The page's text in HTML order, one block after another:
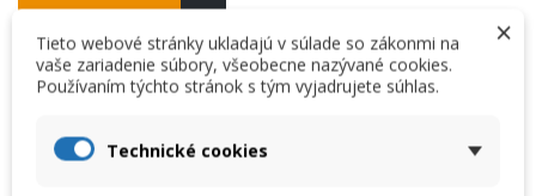
« Predchádzajúci produkt Nasledujúci produkt »
×
Tieto webové stránky ukladajú v súlade so zákonmi na
vaše zariadenie súbory, všeobecne nazývané cookies.
Používaním týchto stránok s tým vyjadrujete súhlas.
Technické cookies